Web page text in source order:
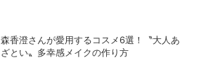
森香澄さんが愛用するコスメ6選！〝大人あ
ざとい〟多幸感メイクの作り方